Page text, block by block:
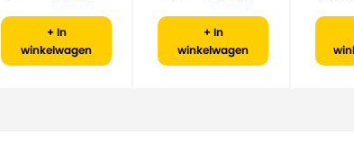
+ In
winkelwagen
+ In
winkelwagen